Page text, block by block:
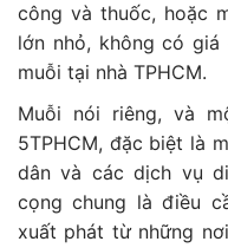
công và thuốc, hoặc
lớn nhỏ, không có
muỗi tại nhà TPHCM.
Muỗi nói riêng, và
5TPHCM, đặc biệt là
dân và các dịch vụ
cọng chung là điều
xuất phát từ những